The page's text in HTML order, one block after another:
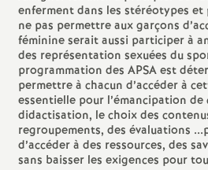
enferment dans les stéréotypes et
ne pas permettre aux garçons
féminine serait aussi participer à
des représentation sexuées du
programmation des APSA est
permettre à chacun d’accéder à
essentielle pour l’émancipation de
didactisation, le choix des
regroupements, des évaluations
d’accéder à des ressources, des
sans baisser les exigences pour